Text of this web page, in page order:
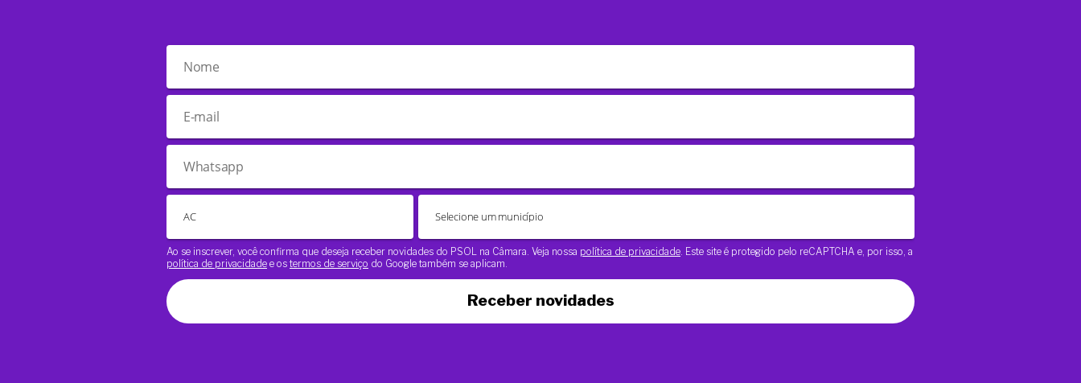
Ao se inscrever, você confirma que deseja receber novidades do PSOL na Câmara. Veja nossa política de privacidade . Este site é protegido pelo reCAPTCHA e, por isso, a
política de privacidade e os termos de serviço do Google também se aplicam.
Receber novidades